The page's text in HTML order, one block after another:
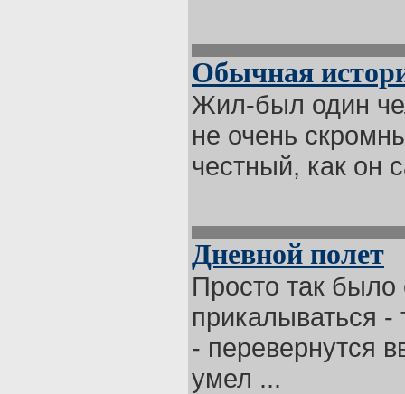
Обычная
Жил-был один
не очень
честный, как он
Дневной полет
Просто так было
прикалываться -
- перевернутся
умел ...